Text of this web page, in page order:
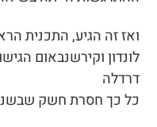
ואז זה הגיע, התכנית
לונדון וקירשנבאום
דרדלה
כל כך חסרת חשק